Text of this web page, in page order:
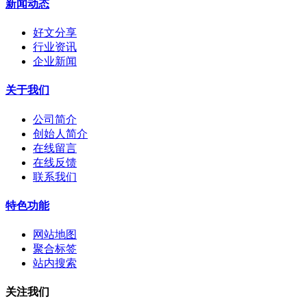
新闻动态
好文分享
行业资讯
企业新闻
关于我们
公司简介
创始人简介
在线留言
在线反馈
联系我们
特色功能
网站地图
聚合标签
站内搜索
关注我们